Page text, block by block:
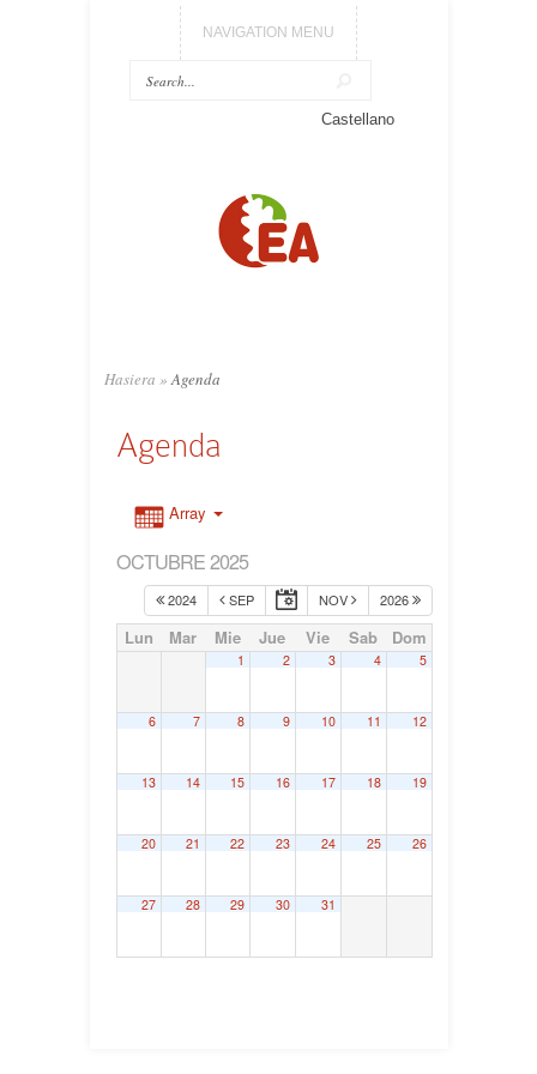
NAVIGATION MENU
Castellano
Hasiera » Agenda
Agenda
Array
OCTUBRE 2025
2024 SEP NOV 2026
Lun Mar Mie Jue Vie Sab Dom
1 2 3 4 5
6 7 8 9 10 11 12
13 14 15 16 17 18 19
20 21 22 23 24 25 26
27 28 29 30 31